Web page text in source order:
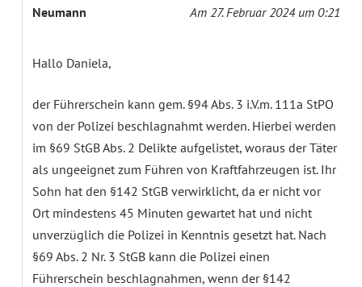
Neumann Am 27. Februar 2024 um 0:21
Hallo Daniela,
der Führerschein kann gem. §94 Abs. 3 i.V.m. 111a StPO
von der Polizei beschlagnahmt werden. Hierbei werden
im §69 StGB Abs. 2 Delikte aufgelistet, woraus der Täter
als ungeeignet zum Führen von Kraftfahrzeugen ist. Ihr
Sohn hat den §142 StGB verwirklicht, da er nicht vor
Ort mindestens 45 Minuten gewartet hat und nicht
unverzüglich die Polizei in Kenntnis gesetzt hat. Nach
§69 Abs. 2 Nr. 3 StGB kann die Polizei einen
Führerschein beschlagnahmen, wenn der §142